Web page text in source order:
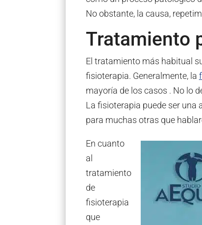
No obstante, la causa,
Tratamiento
El tratamiento más habitual
fisioterapia. Generalmente, la
mayoría de los casos . No lo
La fisioterapia puede ser una
para muchas otras que
En cuanto
al
tratamiento
de
fisioterapia
que